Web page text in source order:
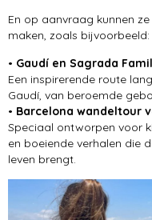
En op aanvraag kunnen
maken, zoals bijvoorbeeld:
• Gaudí en Sagrada
Een inspirerende route
Gaudí, van beroemde
• Barcelona wandeltour
Speciaal ontworpen voor
en boeiende verhalen die
leven brengt.